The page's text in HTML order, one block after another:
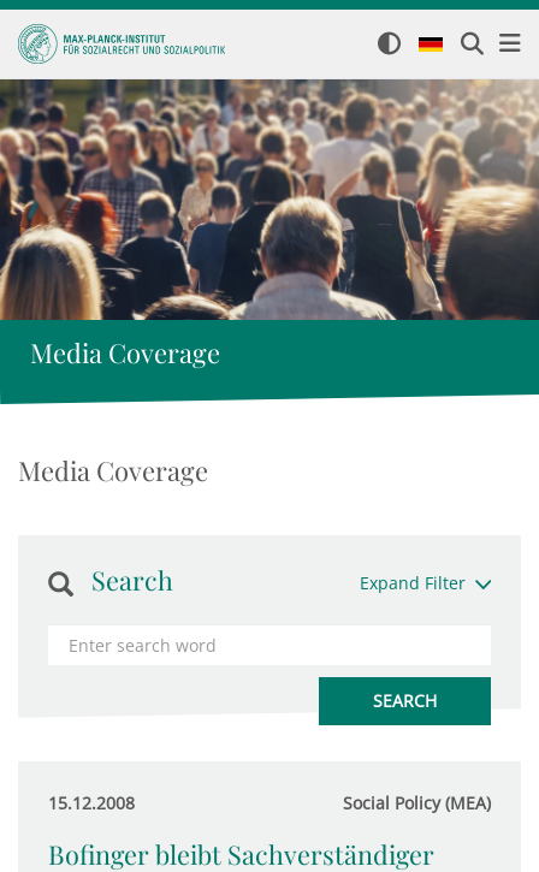
Media Coverage
Media Coverage
Search Expand Filter
15.12.2008 Social Policy (MEA)
Bofinger bleibt Sachverständiger